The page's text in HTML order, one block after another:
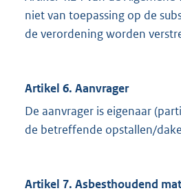
niet van toepassing op de
de verordening worden
Artikel 6. Aanvrager
De aanvrager is eigenaar
de betreffende opstallen/
Artikel 7. Asbesthoudend